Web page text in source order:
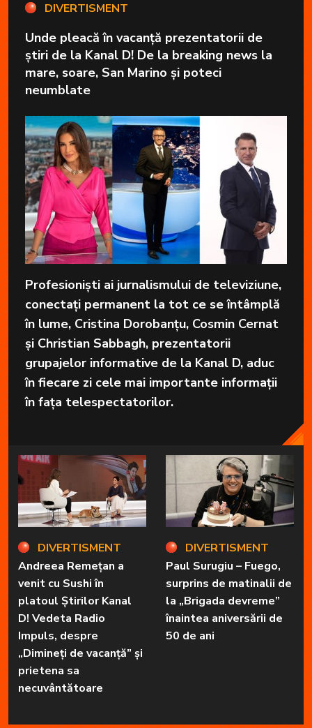
DIVERTISMENT
Unde pleacă în vacanță prezentatorii de
știri de la Kanal D! De la breaking news la
mare, soare, San Marino și poteci
neumblate
Profesioniști ai jurnalismului de televiziune,
conectați permanent la tot ce se întâmplă
în lume, Cristina Dorobanțu, Cosmin Cernat
și Christian Sabbagh, prezentatorii
grupajelor informative de la Kanal D, aduc
în fiecare zi cele mai importante informații
în fața telespectatorilor.
DIVERTISMENT
Andreea Remețan a
venit cu Sushi în
platoul Știrilor Kanal
D! Vedeta Radio
Impuls, despre
„Dimineți de vacanță” și
prietena sa
necuvântătoare
DIVERTISMENT
Paul Surugiu – Fuego,
surprins de matinalii de
la „Brigada devreme”
înaintea aniversării de
50 de ani